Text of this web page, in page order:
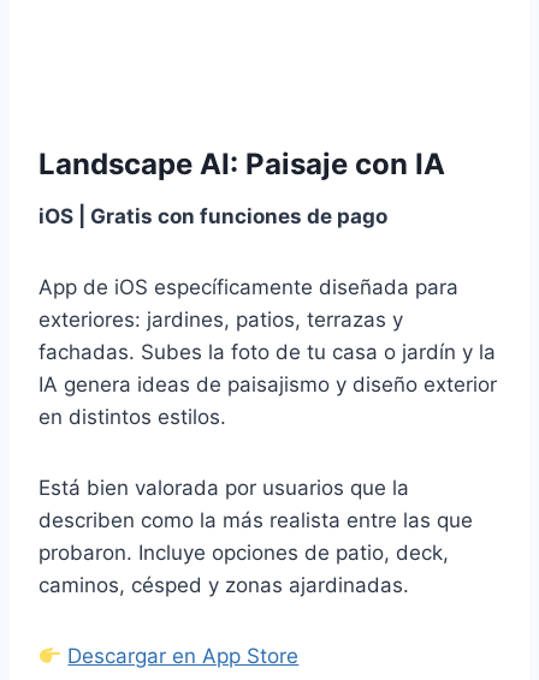
Landscape AI: Paisaje con IA
iOS | Gratis con funciones de pago
App de iOS específicamente diseñada para
exteriores: jardines, patios, terrazas y
fachadas. Subes la foto de tu casa o jardín y la
IA genera ideas de paisajismo y diseño exterior
en distintos estilos.
Está bien valorada por usuarios que la
describen como la más realista entre las que
probaron. Incluye opciones de patio, deck,
caminos, césped y zonas ajardinadas.
Descargar en App Store